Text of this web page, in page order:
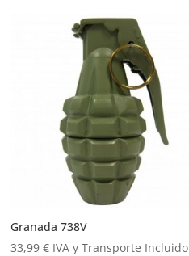
Granada 738V
33,99€ IVA y Transporte Incluido